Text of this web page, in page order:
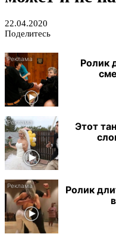
22.04.2020
Поделитесь
Ролик
Этот
Ролик